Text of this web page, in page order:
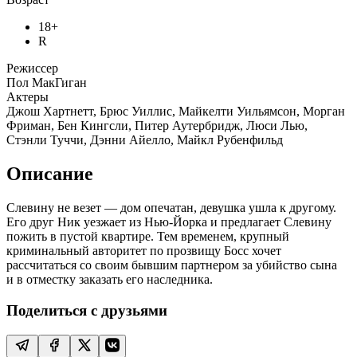
18+
R
Режиссер
Пол МакГиган
Актеры
Джош Хартнетт, Брюс Уиллис, Майкелти Уильямсон, Морган
Фриман, Бен Кингсли, Питер Аутербридж, Люси Лью,
Стэнли Туччи, Дэнни Айелло, Майкл Рубенфильд
Описание
Слевину не везет — дом опечатан, девушка ушла к другому.
Его друг Ник уезжает из Нью-Йорка и предлагает Слевину
пожить в пустой квартире. Тем временем, крупный
криминальный авторитет по прозвищу Босс хочет
рассчитаться со своим бывшим партнером за убийство сына
и в отместку заказать его наследника.
Поделиться с друзьями